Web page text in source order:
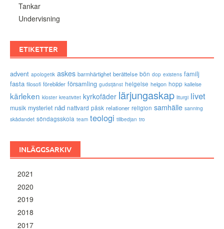
Tankar
Undervisning
ETIKETTER
advent apologetik askes barmhärtighet berättelse bön dop existens familj
fasta filosofi förebilder församling gudstjänst helgelse helgon hopp kallelse
kärleken kloster kreativitet kyrkofäder lärjungaskap liturgi livet
musik mysteriet nåd nattvard påsk relationer religion samhälle sanning
skådandet söndagsskola team teologi tillbedjan tro
INLÄGGSARKIV
2021
2020
2019
2018
2017